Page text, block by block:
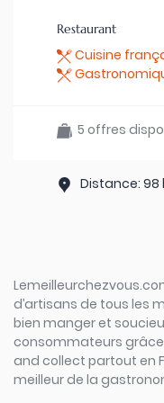
Restaurant
Cuisine
5 offres
Distance: 98
d’artisans de tous les
bien manger et
consommateurs grâce
and collect partout en
meilleur de la